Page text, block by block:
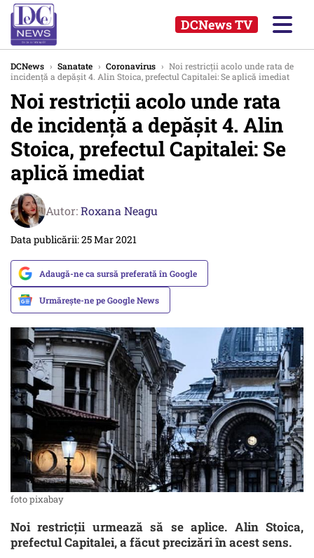
DCNews TV
DCNews › Sanatate › Coronavirus › Noi restricții acolo unde rata de
incidență a depășit 4. Alin Stoica, prefectul Capitalei: Se aplică imediat
Noi restricții acolo unde rata
de incidență a depășit 4. Alin
Stoica, prefectul Capitalei: Se
aplică imediat
Autor:Roxana Neagu
Data publicării: 25 Mar 2021
Adaugă-ne ca sursă preferată în Google
Urmărește-ne pe Google News
foto pixabay
Noi restricții urmează să se aplice. Alin Stoica,
prefectul Capitalei, a făcut precizări în acest sens.